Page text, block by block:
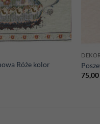
Róże kolor